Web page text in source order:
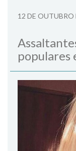
12 DE OUTUBRO
populares